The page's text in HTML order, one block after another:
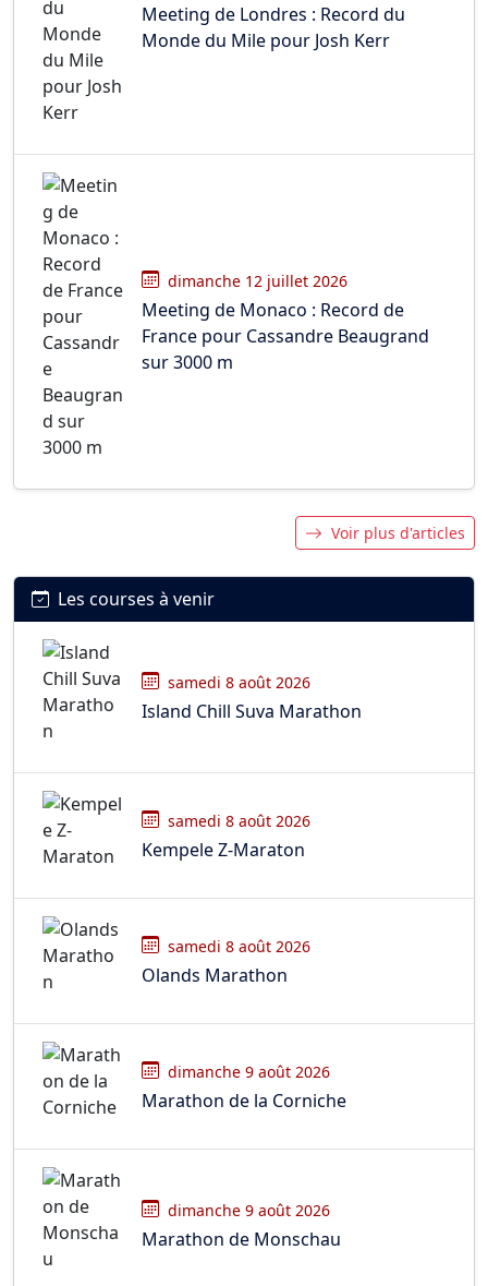
Meeting de Londres : Record du
Monde du Mile pour Josh Kerr
dimanche 12 juillet 2026
Meeting de Monaco : Record de
France pour Cassandre Beaugrand
sur 3000 m
Voir plus d'articles
Les courses à venir
samedi 8 août 2026
Island Chill Suva Marathon
samedi 8 août 2026
Kempele Z-Maraton
samedi 8 août 2026
Olands Marathon
dimanche 9 août 2026
Marathon de la Corniche
dimanche 9 août 2026
Marathon de Monschau